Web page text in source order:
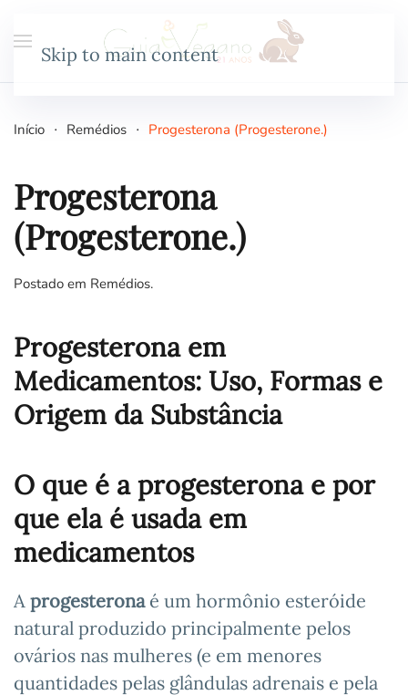
Skip to main content
Início Remédios Progesterona (Progesterone.)
Progesterona
(Progesterone.)
Postado em Remédios.
Progesterona em
Medicamentos: Uso, Formas e
Origem da Substância
O que é a progesterona e por
que ela é usada em
medicamentos
A progesteronaé um hormônio esteróide
natural produzido principalmente pelos
ovários nas mulheres (e em menores
quantidades pelas glândulas adrenais e pela